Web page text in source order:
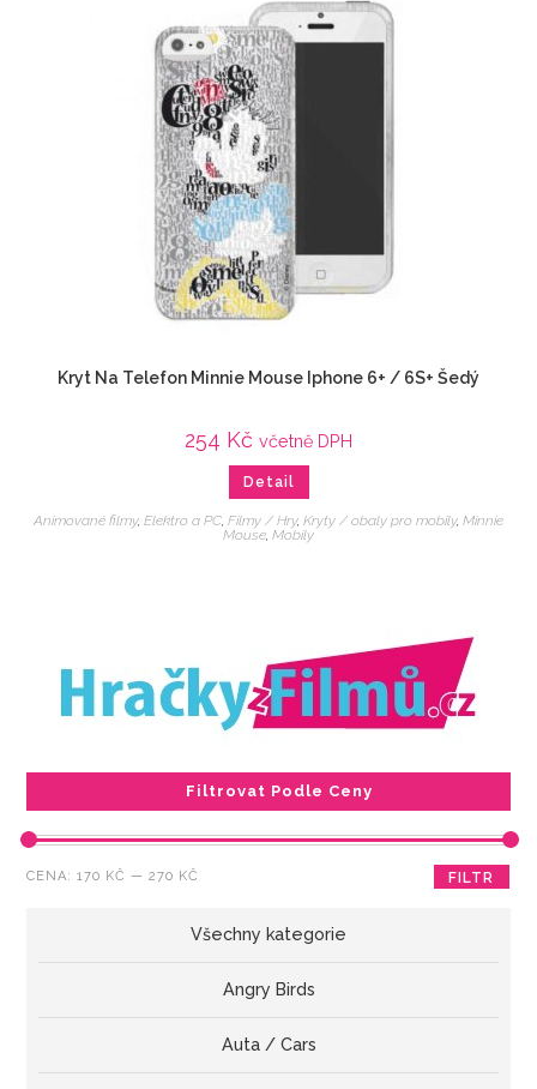
Kryt Na Telefon Minnie Mouse Iphone 6+ / 6S+ Šedý
254 Kč včetně DPH
Detail
Animované filmy, Elektro a PC, Filmy / Hry, Kryty / obaly pro mobily, Minnie
Mouse, Mobily
Filtrovat Podle Ceny
Minimální
Maximální
FILTR
CENA:170 KČ —270 KČ
Všechny kategorie
Angry Birds
Auta / Cars